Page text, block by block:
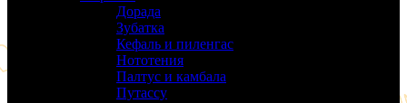
Дорада
Зубатка
Кефаль и пиленгас
Нототения
Палтус и камбала
Путассу